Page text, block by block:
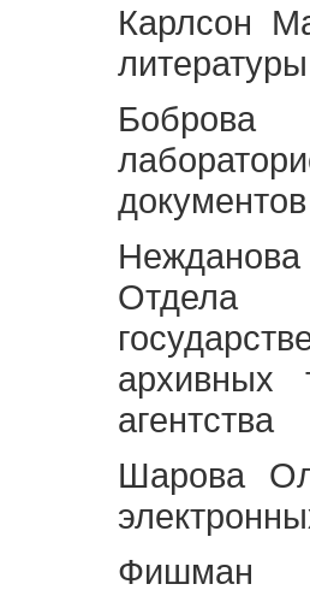
Карлсон
Боброва
Отдела
архивных
агентства
Шарова
Фишман